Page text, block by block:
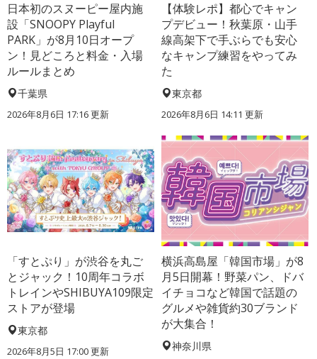
日本初のスヌーピー屋内施
設「SNOOPY Playful
PARK」が8月10日オープ
ン！見どころと料金・入場
ルールまとめ
千葉県
2026年8月6日 17:16更新
【体験レポ】都心でキャン
プデビュー！秋葉原・山手
線高架下で手ぶらでも安心
なキャンプ練習をやってみ
た
東京都
2026年8月6日 14:11 更新
「すとぷり」が渋谷を丸ご
とジャック！10周年コラボ
トレインやSHIBUYA109限定
ストアが登場
東京都
2026年8月5日 17:00更新
横浜高島屋「韓国市場」が8
月5日開幕！野菜パン、ドバ
イチョコなど韓国で話題の
グルメや雑貨約30ブランド
が大集合！
神奈川県